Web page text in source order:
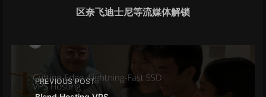
区奈飞迪士尼等流媒体解锁
PREVIOUS POST